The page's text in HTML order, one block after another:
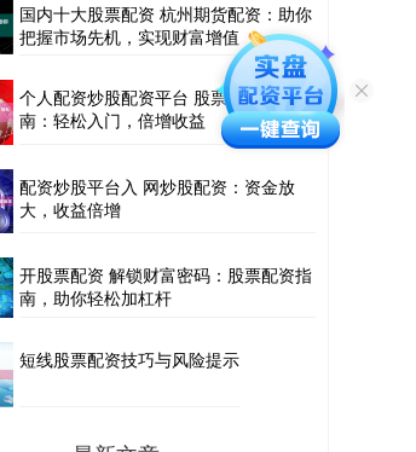
国内十大股票配资 杭州期货配资：助你
把握市场先机，实现财富增值
个人配资炒股配资平台 股票配资操作指
南：轻松入门，倍增收益
配资炒股平台入 网炒股配资：资金放
大，收益倍增
开股票配资 解锁财富密码：股票配资指
南，助你轻松加杠杆
短线股票配资技巧与风险提示